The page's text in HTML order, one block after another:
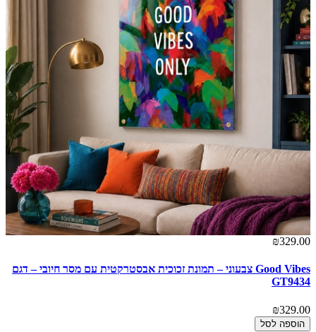
₪329.00
Good Vibes צבעוני – תמונת זכוכית אבסטרקטית עם מסר חיובי – דגם
GT9434
₪329.00
הוספה לסל